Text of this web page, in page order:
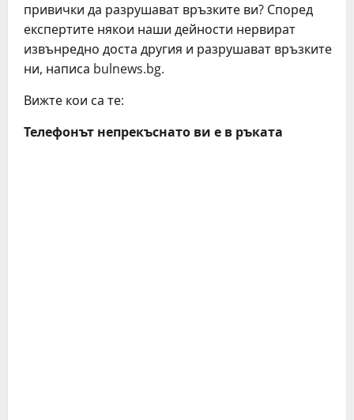
привички да разрушават връзките ви? Според
експертите някои наши дейности нервират
извънредно доста другия и разрушават връзките
ни, написа bulnews.bg.
Вижте кои са те:
Телефонът непрекъснато ви е в ръката